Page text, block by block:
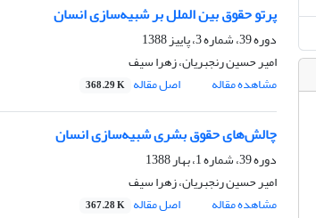
پرتو حقوق بین الملل بر شبیه‌سازی انسان
دوره 39، شماره 3، پاییز 1388
امیر حسین رنجبریان، زهرا سیف
مشاهده مقاله
اصل مقاله 368.29 K
چالش‌های حقوق بشری شبیه‌سازی انسان
دوره 39، شماره 1، بهار 1388
امیر حسین رنجبریان، زهرا سیف
مشاهده مقاله
اصل مقاله 367.28 K